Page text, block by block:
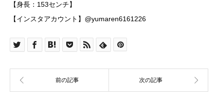
【身長：153センチ】
【インスタアカウント】@yumaren6161226